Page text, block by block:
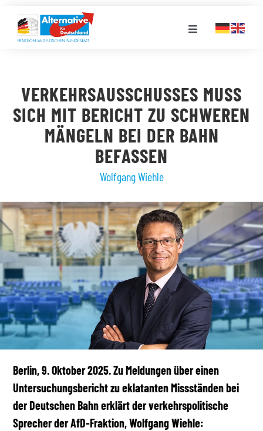
Inhalt
springen
Toggle
LANDESGRUPPEN
VERANSTALTUNGEN
STELLENPORTAL
MEDIATHEK
VERKEHRSAUSSCHUSSES MUSS
SICH MIT BERICHT ZU SCHWEREN
MÄNGELN BEI DER BAHN
BEFASSEN
Wolfgang Wiehle
Berlin, 9. Oktober 2025. Zu Meldungen über einen
Untersuchungsbericht zu eklatanten Missständen bei
der Deutschen Bahn erklärt der verkehrspolitische
Sprecher der AfD-Fraktion, Wolfgang Wiehle: